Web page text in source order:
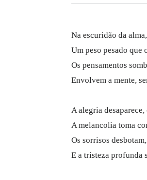
Na escuridão da
Um peso pesado que
Os pensamentos
Envolvem a mente,
A alegria
A melancolia toma
Os sorrisos
E a tristeza profunda